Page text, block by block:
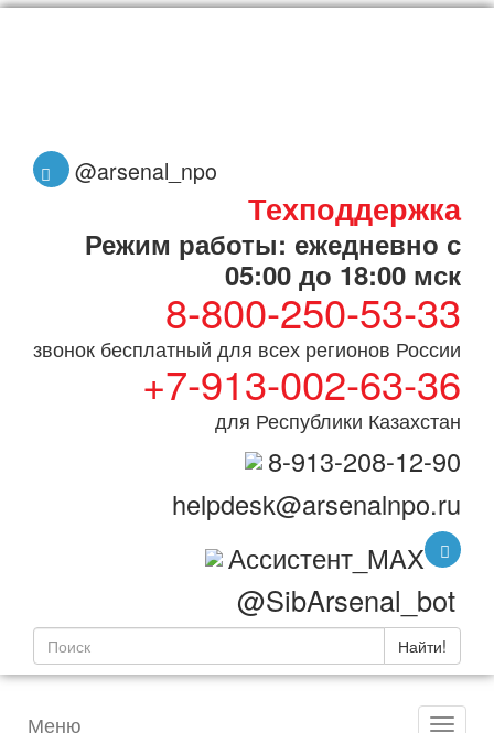
@arsenal_npo
Техподдержка
Режим работы: ежедневно с
05:00 до 18:00 мск
8-800-250-53-33
звонок бесплатный для всех регионов России
+7-913-002-63-36
для Республики Казахстан
8-913-208-12-90
helpdesk@arsenalnpo.ru
Ассистент_MAX
@SibArsenal_bot
Найти!
Меню